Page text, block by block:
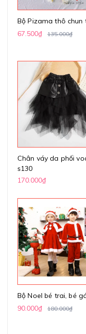
Bộ Pizama thô chun
67.500₫
135.000₫
Chân váy da phối
s130
170.000₫
Bộ Noel bé trai, bé
90.000₫
180.000₫